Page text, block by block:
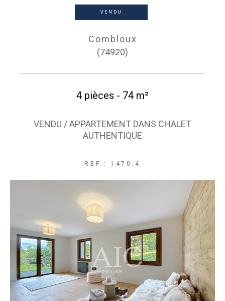
VENDU
Combloux
(74920)
4 pièces - 74 m²
VENDU / APPARTEMENT DANS CHALET
AUTHENTIQUE
REF : 1470.4